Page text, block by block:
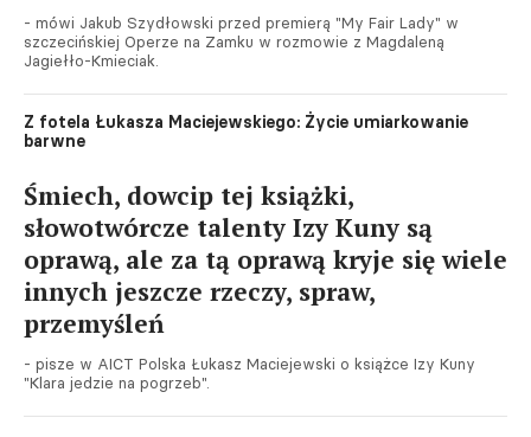
- mówi Jakub Szydłowski przed premierą "My Fair Lady" w
szczecińskiej Operze na Zamku w rozmowie z Magdaleną
Jagiełło-Kmieciak.
Z fotela Łukasza Maciejewskiego: Życie umiarkowanie
barwne
Śmiech, dowcip tej książki,
słowotwórcze talenty Izy Kuny są
oprawą, ale za tą oprawą kryje się wiele
innych jeszcze rzeczy, spraw,
przemyśleń
- pisze w AICT Polska Łukasz Maciejewski o książce Izy Kuny
"Klara jedzie na pogrzeb".